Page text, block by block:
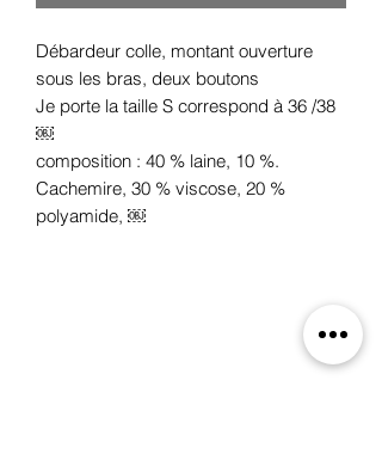
Débardeur colle, montant ouverture
sous les bras, deux boutons
Je porte la taille S correspond à 36 /38
￼
composition : 40 % laine, 10 %.
Cachemire, 30 % viscose, 20 %
polyamide, ￼